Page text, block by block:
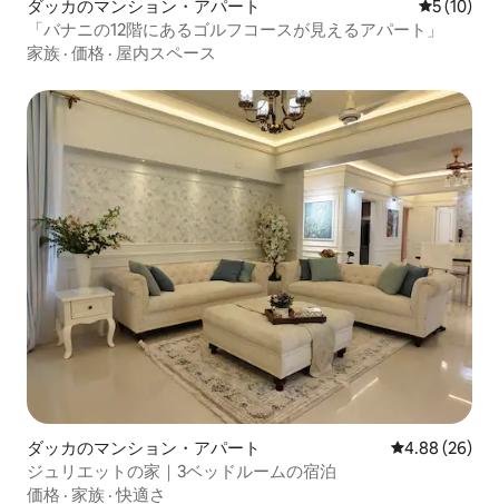
ダッカのマンション・アパート レビュー
5 (10)
「バナニの12階にあるゴルフコースが見えるアパート」
家族 · 価格 · 屋内スペース
ダッカのマンション・アパート レビュー26
4.88 (26)
ジュリエットの家｜3ベッドルームの宿泊
価格 · 家族 ·快適さ